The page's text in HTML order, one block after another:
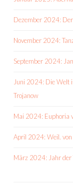
Dezember 2024:
November 2024:
September 2024:
Juni 2024: Die Welt
Trojanow
Mai 2024: Euphoria
April 2024: Weil.
März 2024: Jahr der